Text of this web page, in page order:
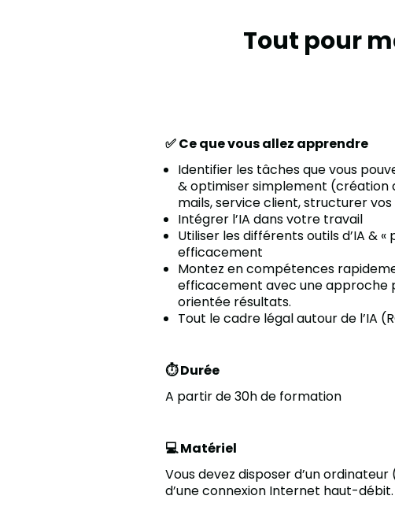
Tout pour
✅ Ce que vous allez apprendre
Identifier les tâches que vous
& optimiser simplement (création
mails, service client, structurer
Intégrer l’IA dans votre travail
Utiliser les différents outils d’IA &
efficacement
Montez en compétences
efficacement avec une approche
orientée résultats.
Tout le cadre légal autour de l’IA
⏱️ Durée
A partir de 30h de formation
💻 Matériel
Vous devez disposer d’un ordinateur
d’une connexion Internet haut-débit.